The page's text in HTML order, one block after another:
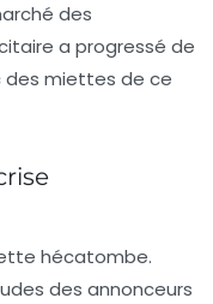
des
a progressé de
des miettes de ce
hécatombe.
des annonceurs